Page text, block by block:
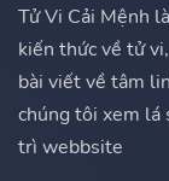
Tử Vi Cải Mệnh
kiến thức về tử
bài viết về tâm
chúng tôi xem lá
trì webbsite